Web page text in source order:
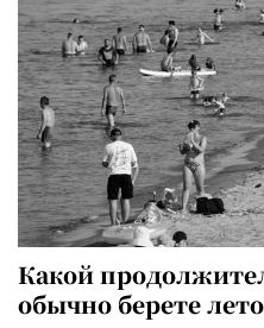
Какой
обычно берете